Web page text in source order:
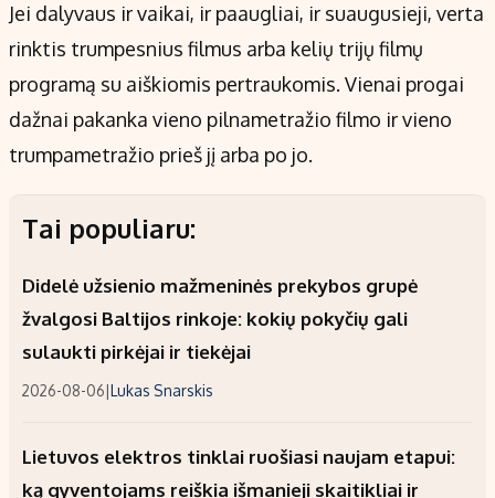
Jei dalyvaus ir vaikai, ir paaugliai, ir suaugusieji, verta
rinktis trumpesnius filmus arba kelių trijų filmų
programą su aiškiomis pertraukomis. Vienai progai
dažnai pakanka vieno pilnametražio filmo ir vieno
trumpametražio prieš jį arba po jo.
Tai populiaru:
Didelė užsienio mažmeninės prekybos grupė
žvalgosi Baltijos rinkoje: kokių pokyčių gali
sulaukti pirkėjai ir tiekėjai
2026-08-06 Lukas Snarskis
Lietuvos elektros tinklai ruošiasi naujam etapui:
ką gyventojams reiškia išmanieji skaitikliai ir